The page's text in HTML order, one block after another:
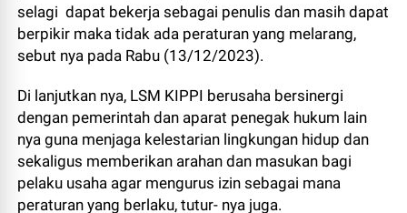
selagi dapat bekerja sebagai penulis dan masih dapat
berpikir maka tidak ada peraturan yang melarang,
sebut nya pada Rabu (13/12/2023).
Di lanjutkan nya, LSM KIPPI berusaha bersinergi
dengan pemerintah dan aparat penegak hukum lain
nya guna menjaga kelestarian lingkungan hidup dan
sekaligus memberikan arahan dan masukan bagi
pelaku usaha agar mengurus izin sebagai mana
peraturan yang berlaku, tutur- nya juga.